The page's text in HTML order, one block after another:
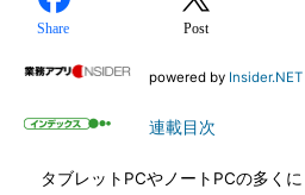
Share Post
powered by Insider.NET
連載目次
タブレットPCやノートPCの多くに